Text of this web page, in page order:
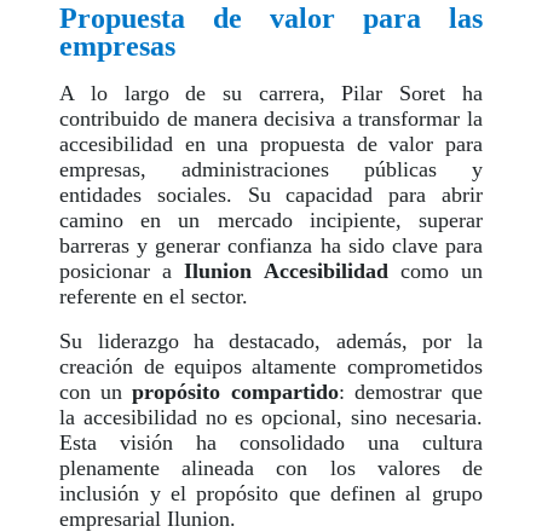
Propuesta de valor para las
empresas
A lo largo de su carrera, Pilar Soret ha
contribuido de manera decisiva a transformar la
accesibilidad en una propuesta de valor para
empresas, administraciones públicas y
entidades sociales. Su capacidad para abrir
camino en un mercado incipiente, superar
barreras y generar confianza ha sido clave para
posicionar aIlunion Accesibilidad como un
referente en el sector.
Su liderazgo ha destacado, además, por la
creación de equipos altamente comprometidos
con unpropósito compartido: demostrar que
la accesibilidad no es opcional, sino necesaria.
Esta visión ha consolidado una cultura
plenamente alineada con los valores de
inclusión y el propósito que definen al grupo
empresarial Ilunion.